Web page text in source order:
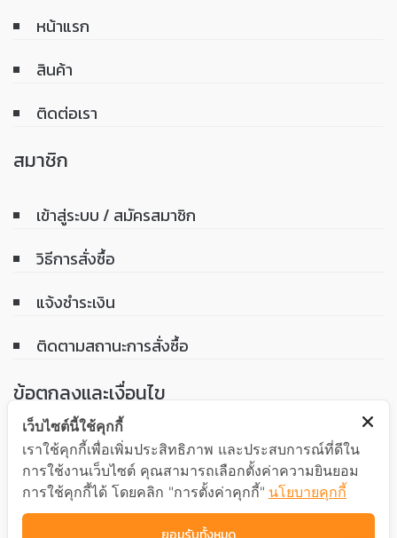
หน้าแรก
สินค้า
ติดต่อเรา
สมาชิก
เข้าสู่ระบบ / สมัครสมาชิก
วิธีการสั่งซื้อ
แจ้งชำระเงิน
ติดตามสถานะการสั่งซื้อ
ข้อตกลงและเงื่อนไข
เงื่อนไขการรับประกันสินค้า
นโยบายความเป็นส่วนตัว
เว็บไซต์นี้ใช้คุกกี้
เราใช้คุกกี้เพื่อเพิ่มประสิทธิภาพ และประสบการณ์ที่ดีใน
การใช้งานเว็บไซต์ คุณสามารถเลือกตั้งค่าความยินยอม
การใช้คุกกี้ได้ โดยคลิก "การตั้งค่าคุกกี้" นโยบายคุกกี้